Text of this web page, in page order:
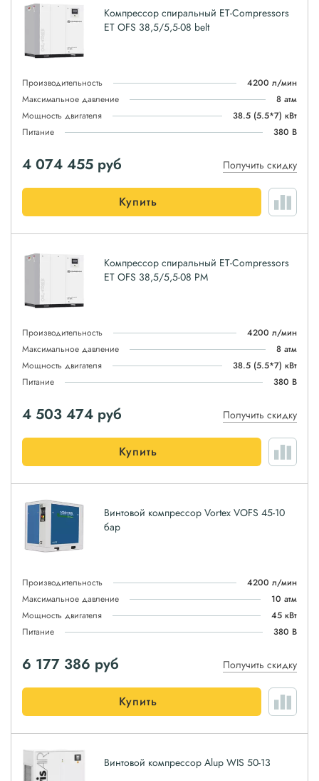
Компрессор спиральный ET-Compressors
ET OFS 38,5/5,5-08 belt
Производительность
4200 л/мин
Максимальное давление
8 атм
Мощность двигателя
38.5 (5.5*7) кВт
Питание
380 В
4 074 455 руб Получить скидку
Купить
Компрессор спиральный ET-Compressors
ET OFS 38,5/5,5-08 PM
Производительность
4200 л/мин
Максимальное давление
8 атм
Мощность двигателя
38.5 (5.5*7) кВт
Питание
380 В
4 503 474 руб Получить скидку
Купить
Винтовой компрессор Vortex VOFS 45-10
бар
Производительность
4200 л/мин
Максимальное давление
10 атм
Мощность двигателя
45 кВт
Питание
380 В
6 177 386 руб Получить скидку
Купить
Винтовой компрессор Alup WIS 50-13